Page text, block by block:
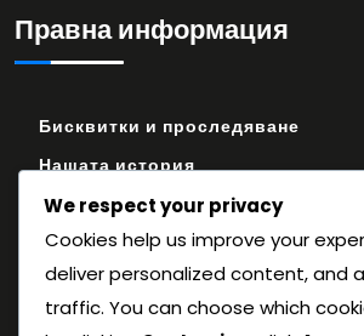
Правна информация
Бисквитки и проследяване
Нашата история
Общи условия
Политика за поверителност
Връзка с нас
We respect your privacy
Cookies help us improve your
deliver personalized content, and
traffic. You can choose which